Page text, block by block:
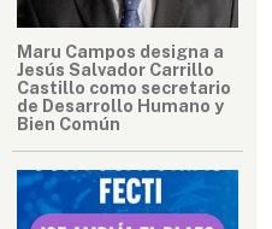
Maru Campos designa a
Jesús Salvador Carrillo
Castillo como secretario
de Desarrollo Humano y
Bien Común